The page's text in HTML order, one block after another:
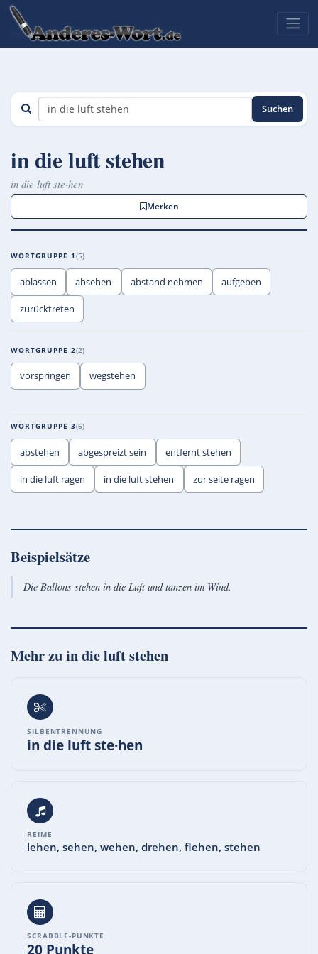
Suchen
in die luft stehen
in die luft ste·hen
Merken
WORTGRUPPE 1 5
ablassen absehen abstand nehmen aufgeben
zurücktreten
WORTGRUPPE 2 2
vorspringen wegstehen
WORTGRUPPE 3 6
abstehen abgespreizt sein entfernt stehen
in die luft ragen in die luft stehen zur seite ragen
Beispielsätze
Die Ballons stehen in die Luft und tanzen im Wind.
Mehr zuin die luft stehen
SILBENTRENNUNG
in die luft ste·hen
REIME
lehen, sehen, wehen, drehen, flehen, stehen
SCRABBLE-PUNKTE
20 Punkte